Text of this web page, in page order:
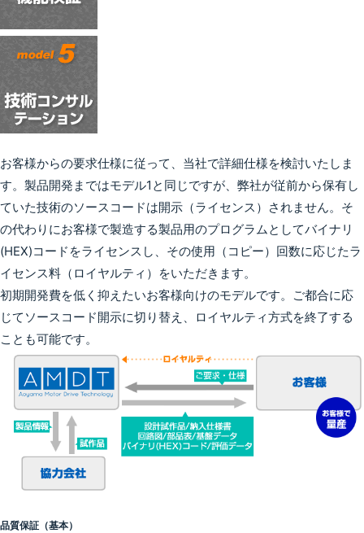
お客様からの要求仕様に従って、当社で詳細仕様を検討いたしま
す。製品開発まではモデル1と同じですが、弊社が従前から保有し
ていた技術のソースコードは開示（ライセンス）されません。そ
の代わりにお客様で製造する製品用のプログラムとしてバイナリ
(HEX)コードをライセンスし、その使用（コピー）回数に応じたラ
イセンス料（ロイヤルティ）をいただきます。
初期開発費を低く抑えたいお客様向けのモデルです。ご都合に応
じてソースコード開示に切り替え、ロイヤルティ方式を終了する
ことも可能です。
品質保証（基本）